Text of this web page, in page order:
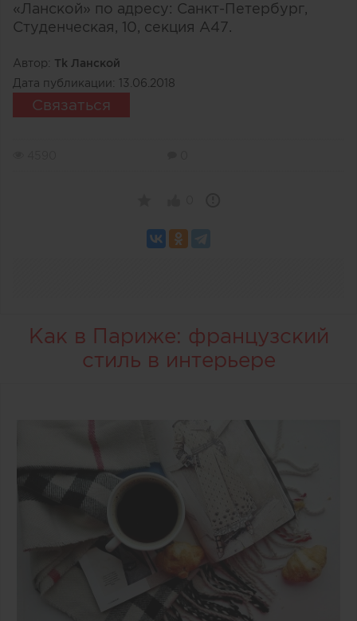
«Ланской» по адресу: Санкт-Петербург,
Студенческая, 10, секция А47.
Автор: Тk Ланской
Дата публикации: 13.06.2018
Связаться
Как в Париже: французский
стиль в интерьере